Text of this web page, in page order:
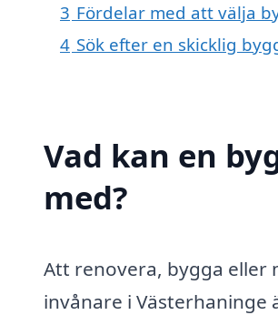
3 Fördelar med att välja
4 Sök efter en skicklig
Vad kan en
med?
Att renovera, bygga eller
invånare i